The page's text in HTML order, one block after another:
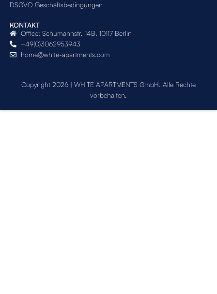
DSGVO Geschäftsbedingungen
KONTAKT
Office: Schumannstr. 14B, 10117 Berlin
+49(0)3062953943
home@white-apartments.com
Copyright 2026 | WHITE APARTMENTS GmbH. Alle Rechte
vorbehalten.